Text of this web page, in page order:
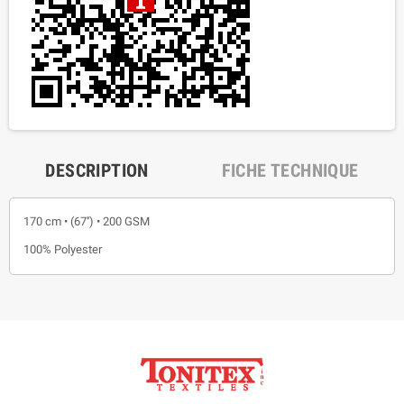
DESCRIPTION FICHE TECHNIQUE
170 cm • (67'') • 200 GSM
100% Polyester